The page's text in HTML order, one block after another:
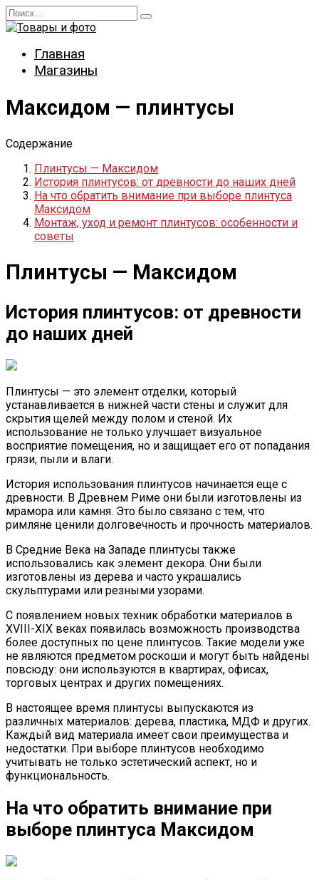
Перейти
к
Search
for:
Главная
Магазины
Максидом — плинтусы
Содержание
Плинтусы — Максидом
История плинтусов: от древности до наших дней
На что обратить внимание при выборе плинтуса
Максидом
Монтаж, уход и ремонт плинтусов: особенности и
советы
Плинтусы — Максидом
История плинтусов: от древности
до наших дней
Плинтусы — это элемент отделки, который
устанавливается в нижней части стены и служит для
скрытия щелей между полом и стеной. Их
использование не только улучшает визуальное
восприятие помещения, но и защищает его от попадания
грязи, пыли и влаги.
История использования плинтусов начинается еще с
древности. В Древнем Риме они были изготовлены из
мрамора или камня. Это было связано с тем, что
римляне ценили долговечность и прочность материалов.
В Средние Века на Западе плинтусы также
использовались как элемент декора. Они были
изготовлены из дерева и часто украшались
скульптурами или резными узорами.
С появлением новых техник обработки материалов в
XVIII-XIX веках появилась возможность производства
более доступных по цене плинтусов. Такие модели уже
не являются предметом роскоши и могут быть найдены
повсюду: они используются в квартирах, офисах,
торговых центрах и других помещениях.
В настоящее время плинтусы выпускаются из
различных материалов: дерева, пластика, МДФ и других.
Каждый вид материала имеет свои преимущества и
недостатки. При выборе плинтусов необходимо
учитывать не только эстетический аспект, но и
функциональность.
На что обратить внимание при
выборе плинтуса Максидом